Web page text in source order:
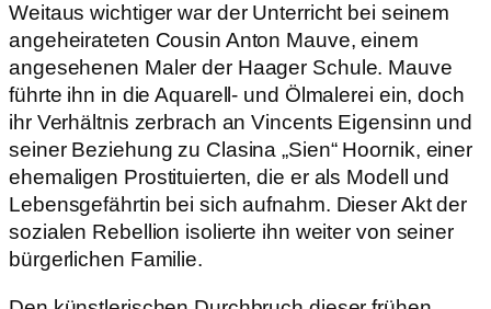
Weitaus wichtiger war der Unterricht bei seinem
angeheirateten Cousin Anton Mauve, einem
angesehenen Maler der Haager Schule. Mauve
führte ihn in die Aquarell- und Ölmalerei ein, doch
ihr Verhältnis zerbrach an Vincents Eigensinn und
seiner Beziehung zu Clasina „Sien“ Hoornik, einer
ehemaligen Prostituierten, die er als Modell und
Lebensgefährtin bei sich aufnahm. Dieser Akt der
sozialen Rebellion isolierte ihn weiter von seiner
bürgerlichen Familie.